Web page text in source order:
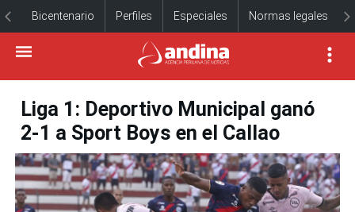
Bicentenario Perfiles Especiales Normas legales
Liga 1: Deportivo Municipal ganó
2-1 a Sport Boys en el Callao